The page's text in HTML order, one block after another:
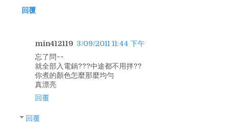
回覆
min412119 3/09/2011 11:44 下午
忘了問~~
就全部入電鍋???中途都不用拌??
你煮的顏色怎麼那麼均勻
真漂亮
回覆
回覆